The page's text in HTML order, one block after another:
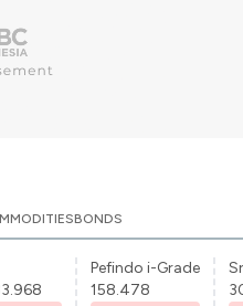
BONDS
Pefindo i-Grade
158.478